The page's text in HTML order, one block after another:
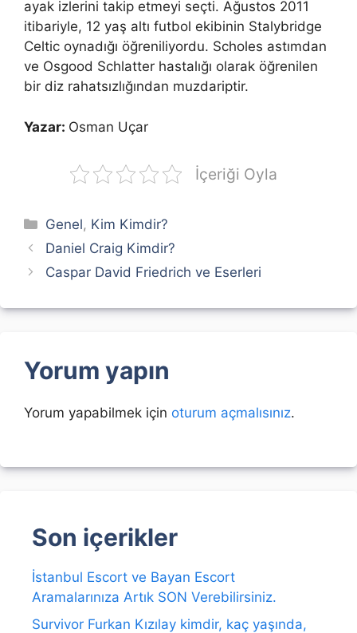
ayak izlerini takip etmeyi seçti. Ağustos 2011
itibariyle, 12 yaş altı futbol ekibinin Stalybridge
Celtic oynadığı öğreniliyordu. Scholes astımdan
ve Osgood Schlatter hastalığı olarak öğrenilen
bir diz rahatsızlığından muzdariptir.
Yazar: Osman Uçar
İçeriği Oyla
Kategoriler
Genel, Kim Kimdir?
Daniel Craig Kimdir?
Caspar David Friedrich ve Eserleri
Yorum yapın
Yorum yapabilmek için oturum açmalısınız.
Son içerikler
İstanbul Escort ve Bayan Escort
Aramalarınıza Artık SON Verebilirsiniz.
Survivor Furkan Kızılay kimdir, kaç yaşında,